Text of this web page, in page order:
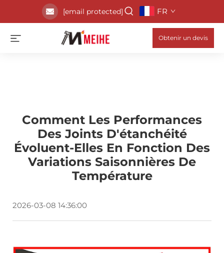
[email protected] FR
Obtenir un devis
Comment Les Performances
Des Joints D'étanchéité
Évoluent-Elles En Fonction Des
Variations Saisonnières De
Température
2026-03-08 14:36:00